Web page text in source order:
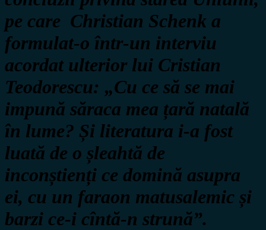
pe care Christian Schenk a
formulat-o într-un interviu
acordat ulterior lui Cristian
Teodorescu: „Cu ce să se mai
impună săraca mea țară natală
în lume? Și literatura i-a fost
luată de o șleahtă de
inconștienți ce domină asupra
ei, cu un faraon matusalemic și
barzi ce-i cîntă-n strună”.